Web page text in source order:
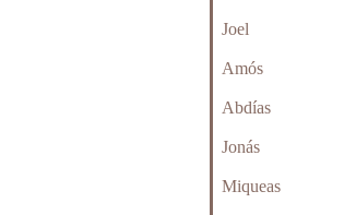
Joel
Amós
Abdías
Jonás
Miqueas